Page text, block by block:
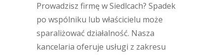
Prowadzisz firmę w Siedlcach? Spadek
po wspólniku lub właścicielu może
sparaliżować działalność. Nasza
kancelaria oferuje usługi z zakresu